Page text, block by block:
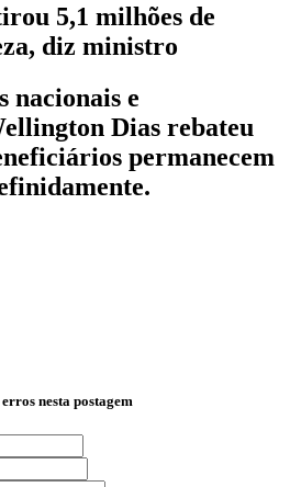
5,1 milhões de
diz ministro
nacionais e
Dias rebateu
permanecem
nesta postagem